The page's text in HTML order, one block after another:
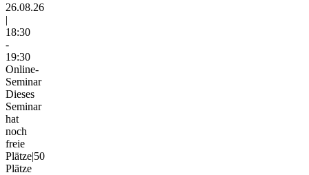
26.08.26
|
18:30
-
19:30
Online-
Seminar
Dieses
Seminar
hat
noch
freie
Plätze|50
Plätze